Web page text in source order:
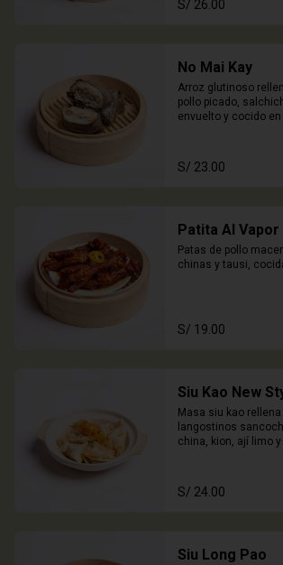
S/ 26.00
No Mai Kay
Arroz glutinoso
pollo picado,
envuelto y cocido
S/ 23.00
Patita Al Vapor
Patas de pollo
chinas y tausi,
S/ 19.00
Siu Kao New
Masa siu kao
langostinos
china, kion, ají limo
S/ 24.00
Siu Long Pao